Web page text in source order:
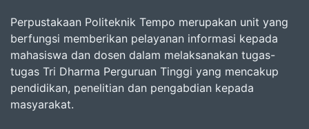
Perpustakaan Politeknik Tempo merupakan unit yang
berfungsi memberikan pelayanan informasi kepada
mahasiswa dan dosen dalam melaksanakan tugas-
tugas Tri Dharma Perguruan Tinggi yang mencakup
pendidikan, penelitian dan pengabdian kepada
masyarakat.